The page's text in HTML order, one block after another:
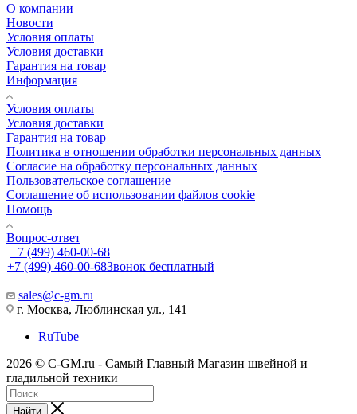
О компании
Новости
Условия оплаты
Условия доставки
Гарантия на товар
Информация
Условия оплаты
Условия доставки
Гарантия на товар
Политика в отношении обработки персональных данных
Cогласие на обработку персональных данных
Пользовательское соглашение
Cоглашение об использовании файлов cookie
Помощь
Вопрос-ответ
+7 (499) 460-00-68
+7 (499) 460-00-68Звонок бесплатный
sales@c-gm.ru
г. Москва, Люблинская ул., 141
RuTube
2026 © C-GM.ru - Самый Главный Магазин швейной и
гладильной техники
Найти